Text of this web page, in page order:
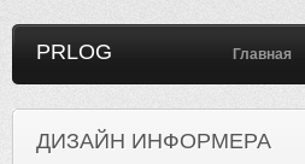
PRLOG Главная
ДИЗАЙН ИНФОРМЕРА